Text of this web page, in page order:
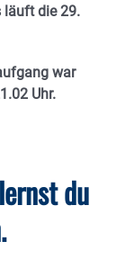
läuft die 29.
war
Uhr.
du